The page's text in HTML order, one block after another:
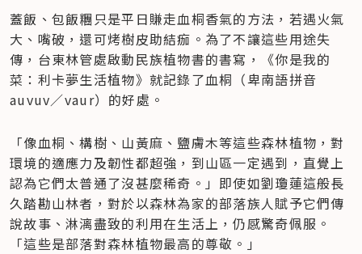
蓋飯、包飯糰只是平日賺走血桐香氣的方法，若遇火氣
大、嘴破，還可烤樹皮助結痂。為了不讓這些用途失
傳，台東林管處啟動民族植物書的書寫，《你是我的
菜：利卡夢生活植物》就記錄了血桐（卑南語拼音
auvuv／vaur）的好處。
「像血桐、構樹、山黃麻、鹽膚木等這些森林植物，對
環境的適應力及韌性都超強，到山區一定遇到，直覺上
認為它們太普通了沒甚麼稀奇。」即使如劉瓊蓮這般長
久踏勘山林者，對於以森林為家的部落族人賦予它們傳
說故事、淋漓盡致的利用在生活上，仍感驚奇佩服。
「這些是部落對森林植物最高的尊敬。」